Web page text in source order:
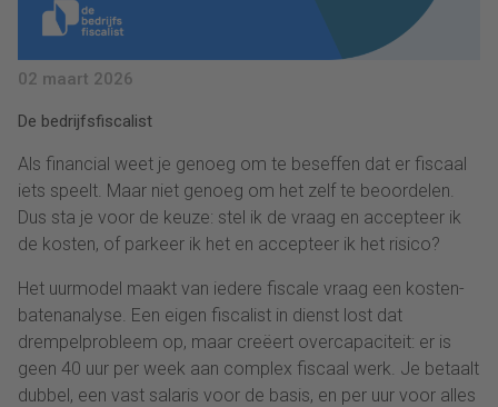
02 maart 2026
De bedrijfsfiscalist
Als financial weet je genoeg om te beseffen dat er fiscaal
iets speelt. Maar niet genoeg om het zelf te beoordelen.
Dus sta je voor de keuze: stel ik de vraag en accepteer ik
de kosten, of parkeer ik het en accepteer ik het risico?
Het uurmodel maakt van iedere fiscale vraag een kosten-
batenanalyse. Een eigen fiscalist in dienst lost dat
drempelprobleem op, maar creëert overcapaciteit: er is
geen 40 uur per week aan complex fiscaal werk. Je betaalt
dubbel, een vast salaris voor de basis, en per uur voor alles